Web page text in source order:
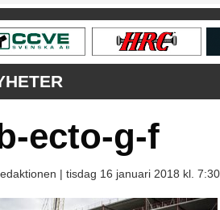
ecto-g-f
| tisdag 16 januari 2018 kl. 7:30